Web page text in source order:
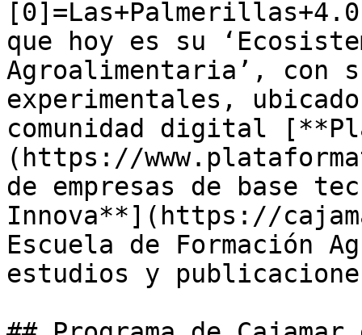
que hoy es su
Agroalimentaria’, con
experimentales,
comunidad digital
(https://
de empresas de base
Innova**](https://
Escuela de Formación
estudios y